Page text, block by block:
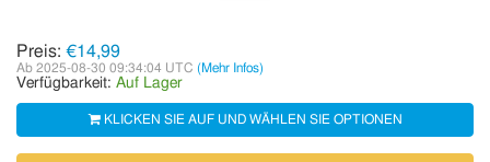
Preis: €14,99
Ab 2025-08-30 09:34:04 UTC (Mehr Infos)
Verfügbarkeit: Auf Lager
KLICKEN SIE AUF UND WÄHLEN SIE OPTIONEN